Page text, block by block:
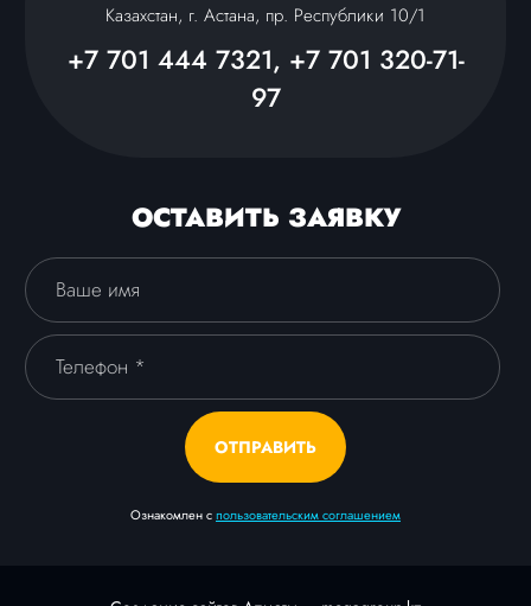
Казахстан, г. Астана, пр. Республики 10/1
+7 701 444 7321, +7 701 320-71-
97
ОСТАВИТЬ ЗАЯВКУ
ОТПРАВИТЬ
Ознакомлен спользовательским соглашением